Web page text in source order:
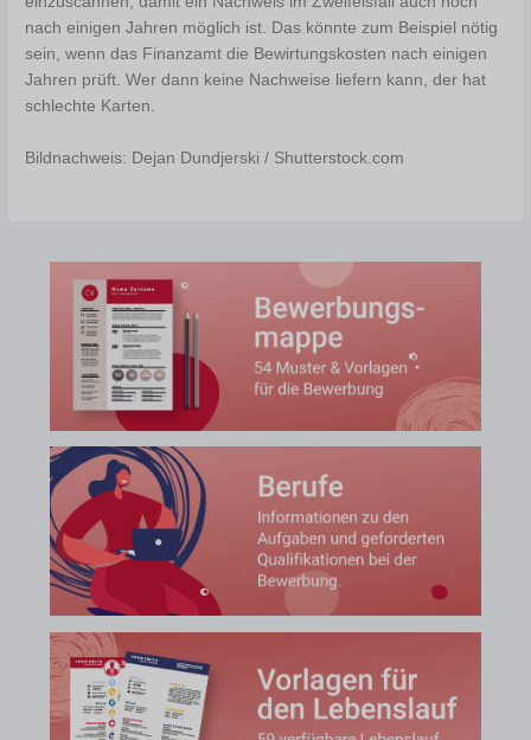
nach einigen Jahren möglich ist. Das könnte zum Beispiel nötig
sein, wenn das Finanzamt die Bewirtungskosten nach einigen
Jahren prüft. Wer dann keine Nachweise liefern kann, der hat
schlechte Karten.
Bildnachweis: Dejan Dundjerski / Shutterstock.com